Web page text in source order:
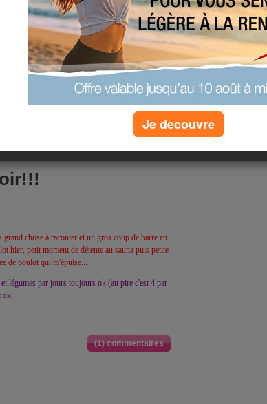
disparu... Le week end fut long et casse moral
balance. Résultat 61.6. j'étais heureuse. J'ai
clair et direction chez une amie (femme de
surper sympa et contente du résultat même
buffalo mais j'ai étais raisonnable : salade
pas tout fini) et coupe de glace coulis de fr
(0) commentaires
chose à raconter et un gros coup de barre en
hier, petit moment de détente au sauna puis petite
de boulot qui m'épuise...
légumes par jours toujours ok (au pire c'est 4 par
ok.
(1) commentaires
Je decouvre